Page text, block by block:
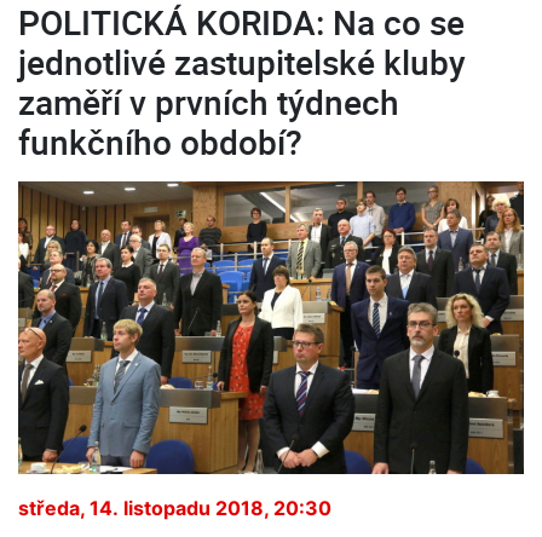
POLITICKÁ KORIDA: Na co se
jednotlivé zastupitelské kluby
zaměří v prvních týdnech
funkčního období?
středa, 14. listopadu 2018, 20:30